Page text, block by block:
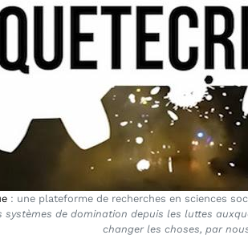
: une plateforme de recherches en sciences
systèmes de domination depuis les luttes
changer les choses, par